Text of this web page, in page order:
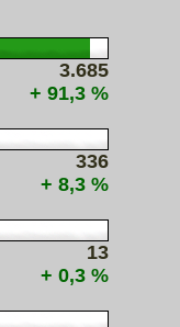
3.685
+ 91,3 %
336
+ 8,3 %
13
+ 0,3 %